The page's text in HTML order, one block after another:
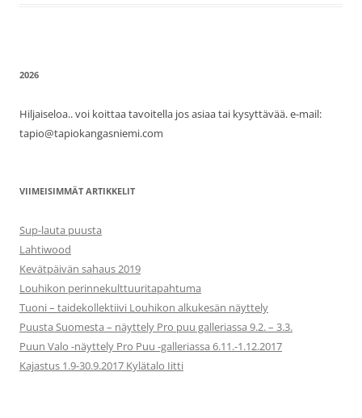
2026
Hiljaiseloa.. voi koittaa tavoitella jos asiaa tai kysyttävää. e-mail:
tapio@tapiokangasniemi.com
VIIMEISIMMÄT ARTIKKELIT
Sup-lauta puusta
Lahtiwood
Kevätpäivän sahaus 2019
Louhikon perinnekulttuuritapahtuma
Tuoni – taidekollektiivi Louhikon alkukesän näyttely
Puusta Suomesta – näyttely Pro puu galleriassa 9.2. – 3.3.
Puun Valo -näyttely Pro Puu -galleriassa 6.11.-1.12.2017
Kajastus 1.9-30.9.2017 Kylätalo Iitti